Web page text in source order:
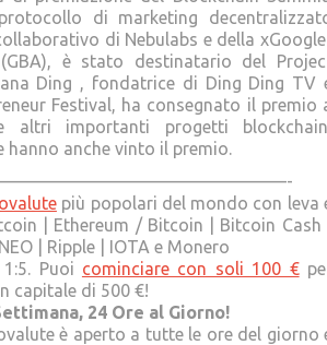
di marketing
di Nebulabs e della
è stato destinatario del
Ding , fondatrice di Ding Ding TV
Festival, ha consegnato il premio
altri importanti progetti
hanno anche vinto il premio.
più popolari del mondo con leva
| Ethereum / Bitcoin | Bitcoin Cash
| Ripple | IOTA e Monero
Puoi cominciare con soli 100 €
capitale di 500 €!
24 Ore al Giorno!
è aperto a tutte le ore del giorno